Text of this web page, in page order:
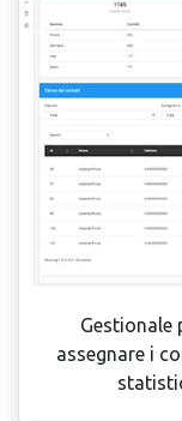
Gestionale
assegnare i